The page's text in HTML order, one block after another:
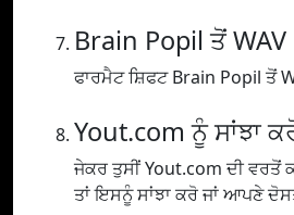
Brain Popil ਤੋਂ WAV
ਫਾਰਮੈਟ ਸ਼ਿਫਟ Brain Popil ਤੋਂ
Yout.com ਨੂੰ ਸਾਂਝਾ
ਜੇਕਰ ਤੁਸੀਂ Yout.com ਦੀ
ਤਾਂ ਇਸਨੂੰ ਸਾਂਝਾ ਕਰੋ ਜਾਂ ਆਪਣੇ